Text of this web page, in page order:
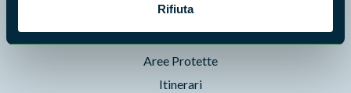
Rifiuta
Aree Protette
Itinerari